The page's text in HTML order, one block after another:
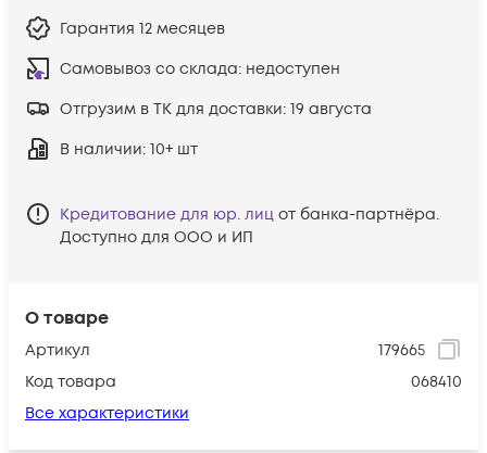
О товаре
Артикул
179665
Код товара
068410
Все характеристики
Гарантия 12 месяцев
Самовывоз со склада: недоступен
Отгрузим в ТК для доставки: 19 августа
В наличии: 10+ шт
Кредитование для юр. лиц от банка-партнёра.
Доступно для ООО и ИП